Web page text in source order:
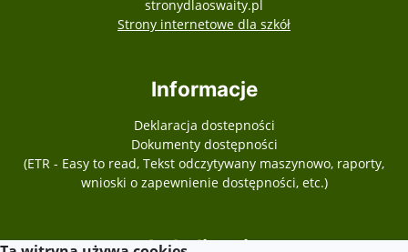
stronydlaoswaity.pl
Strony internetowe dla szkółotwiera się w
Informacje
Deklaracja dostepności
Dokumenty dostępności
(ETR - Easy to read, Tekst odczytywany maszynowo, raporty,
wnioski o zapewnienie dostępności, etc.)
Lokalizacja